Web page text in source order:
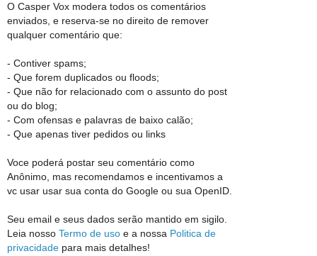
O Casper Vox modera todos os comentários
enviados, e reserva-se no direito de remover
qualquer comentário que:
- Contiver spams;
- Que forem duplicados ou floods;
- Que não for relacionado com o assunto do post
ou do blog;
- Com ofensas e palavras de baixo calão;
- Que apenas tiver pedidos ou links
Voce poderá postar seu comentário como
Anônimo, mas recomendamos e incentivamos a
vc usar usar sua conta do Google ou sua OpenID.
Seu email e seus dados serão mantido em sigilo.
Leia nosso Termo de uso e a nossa Politica de
privacidade para mais detalhes!